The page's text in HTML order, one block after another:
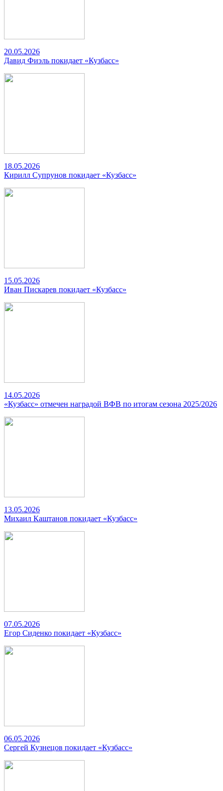
20.05.2026
Давид Фиэль покидает «Кузбасс»
18.05.2026
Кирилл Супрунов покидает «Кузбасс»
15.05.2026
Иван Пискарев покидает «Кузбасс»
14.05.2026
«Кузбасс» отмечен наградой ВФВ по итогам сезона 2025/2026
13.05.2026
Михаил Каштанов покидает «Кузбасс»
07.05.2026
Егор Сиденко покидает «Кузбасс»
06.05.2026
Сергей Кузнецов покидает «Кузбасс»